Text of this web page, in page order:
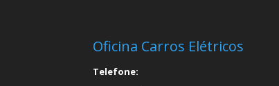
Oficina Carros Elétricos
Telefone: